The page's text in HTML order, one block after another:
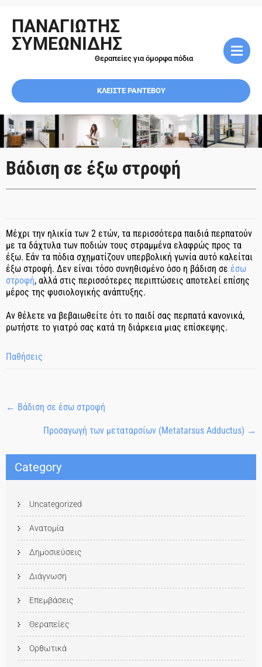
ΠΑΝΑΓΙΩΤΗΣ
ΣΥΜΕΩΝΙΔΗΣ
Θεραπείες για όμορφα πόδια
ΚΛΕΙΣΤΕ ΡΑΝΤΕΒΟΥ
Βάδιση σε έξω στροφή
Μέχρι την ηλικία των 2 ετών, τα περισσότερα παιδιά περπατούν
με τα δάχτυλα των ποδιών τους στραμμένα ελαφρώς προς τα
έξω. Εάν τα πόδια σχηματίζουν υπερβολική γωνία αυτό καλείται
έξω στροφή. Δεν είναι τόσο συνηθισμένο όσο η βάδιση σε έσω
στροφή, αλλά στις περισσότερες περιπτώσεις αποτελεί επίσης
μέρος της φυσιολογικής ανάπτυξης.
Αν θέλετε να βεβαιωθείτε ότι το παιδί σας περπατά κανονικά,
ρωτήστε το γιατρό σας κατά τη διάρκεια μιας επίσκεψης.
Παθήσεις
← Βάδιση σε έσω στροφή
Προσαγωγή των μεταταρσίων (Metatarsus Adductus) →
Category
Uncategorized
Ανατομία
Δημοσιεύσεις
Διάγνωση
Επεμβάσεις
Θεραπείες
Ορθωτικά